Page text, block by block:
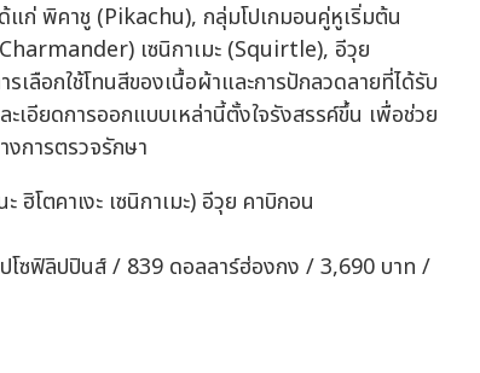
ก่ พิคาชู (Pikachu), กลุ่มโปเกมอนคู่หูเริ่มต้น
เซนิกาเมะ (Squirtle), อีวุย
ลือกใช้โทนสีของเนื้อผ้าและการปักลวดลายที่ได้รับ
เอียดการออกแบบเหล่านี้ตั้งใจรังสรรค์ขึ้น เพื่อช่วย
งการตรวจรักษา
โตคาเงะ เซนิกาเมะ) อีวุย คาบิกอน
โซฟิลิปปินส์ / 839 ดอลลาร์ฮ่องกง / 3,690 บาท /